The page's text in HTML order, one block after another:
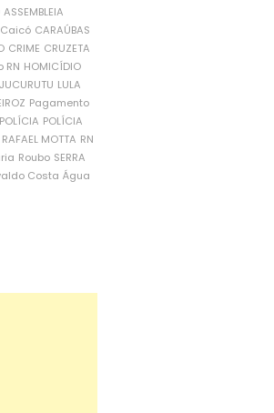
ASSEMBLEIA
Caicó CARAÚBAS
CRIME CRUZETA
RN HOMICÍDIO
JUCURUTU LULA
Pagamento
POLÍCIA POLÍCIA
RAFAEL MOTTA RN
Roubo SERRA
Costa Água